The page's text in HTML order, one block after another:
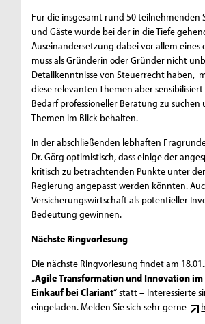
Für die insgesamt rund 50 teilnehmenden
und Gäste wurde bei der in die Tiefe
Auseinandersetzung dabei vor allem eines
muss als Gründerin oder Gründer nicht
Detailkenntnisse von Steuerrecht haben,
diese relevanten Themen aber
Bedarf professioneller Beratung zu suchen
Themen im Blick behalten.
In der abschließenden lebhaften
Dr. Görg optimistisch, dass einige der
kritisch zu betrachtenden Punkte unter
Regierung angepasst werden könnten.
Versicherungswirtschaft als potentieller
Bedeutung gewinnen.
Nächste Ringvorlesung
Die nächste Ringvorlesung findet am
„Agile Transformation und Innovation im
Einkauf bei Clariant“ statt – Interessierte
eingeladen. Melden Sie sich sehr gerne